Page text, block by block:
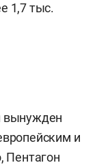
1,7 тыс.
вынужден
и
Пентагон